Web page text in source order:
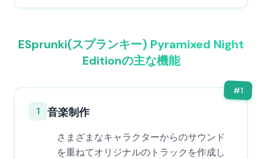
ESprunki(スプランキー) Pyramixed Night
Editionの主な機能
#1
1 音楽制作
さまざまなキャラクターからのサウンド
を重ねてオリジナルのトラックを作成し